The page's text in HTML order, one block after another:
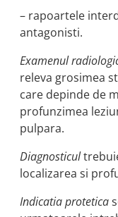
– rapoartele
antagonisti.
Examenul
releva grosimea
care depinde de
profunzimea
pulpara.
Diagnosticul
localizarea si
Indicatia protetica